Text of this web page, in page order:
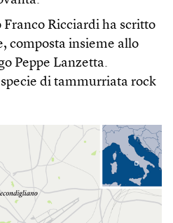
Franco Ricciardi ha scritto
composta insieme allo
Peppe Lanzetta.
di tammurriata rock